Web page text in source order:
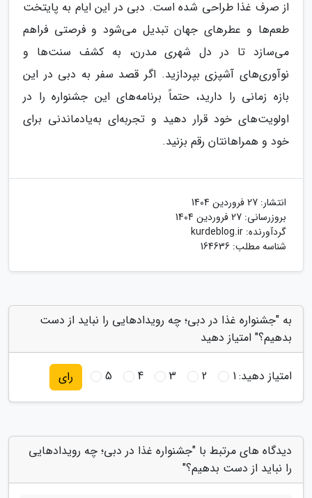
از صرف غذا طراحی شده است. دبی در این ایام به پایتخت
طعم‌ها و عطرهای جهان تبدیل می‌شود و فرصتی فراهم
می‌سازد تا در دل شهری مدرن، به کشف سنت‌ها و
نوآوری‌های آشپزی بپردازید. اگر قصد سفر به دبی در این
بازه زمانی را دارید، حتماً برنامه‌های این جشنواره را در
اولویت‌های خود قرار دهید و تجربه‌ای به‌یادماندنی برای
خود و همراهانتان رقم بزنید.
انتشار: 27 فروردین 1404
بروزرسانی: 27 فروردین 1404
گردآورنده: kurdeblog.ir
شناسه مطلب: 164636
به "جشنواره غذا در دبی؛ چه رویدادهایی را نباید از دست
بدهیم؟" امتیاز دهید
امتیاز دهید:1
2
3
4
5 رای
دیدگاه های مرتبط با "جشنواره غذا در دبی؛ چه رویدادهایی
را نباید از دست بدهیم؟"